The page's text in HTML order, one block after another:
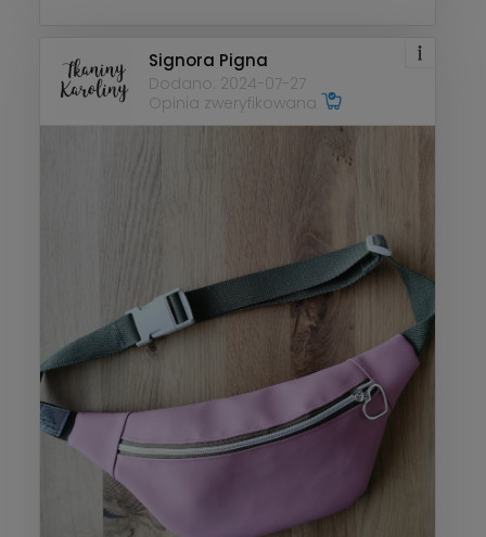
Signora Pigna
Dodano: 2024-07-27
Opinia zweryfikowana